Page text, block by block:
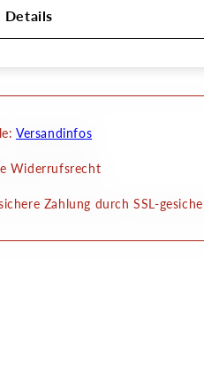
Versandinfos
Widerrufsrecht
Zahlung durch SSL-